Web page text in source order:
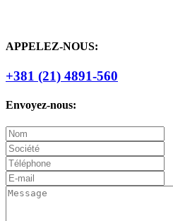
APPELEZ-NOUS:
+381 (21) 4891-560
Envoyez-nous: